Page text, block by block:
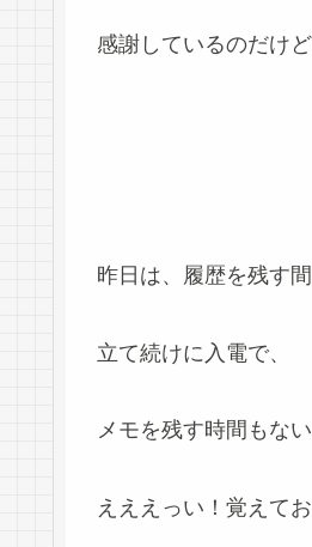
感謝しているのだけ
昨日は、履歴を残す間
立て続けに入電で、
メモを残す時間もない
えええっい！覚えてお